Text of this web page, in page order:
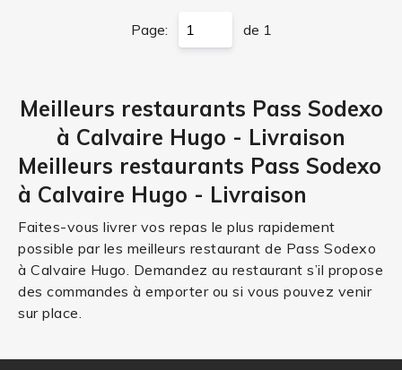
Page: de 1
Meilleurs restaurants Pass Sodexo
à Calvaire Hugo - Livraison
Meilleurs restaurants Pass Sodexo
à Calvaire Hugo - Livraison
Faites-vous livrer vos repas le plus rapidement
possible par les meilleurs restaurant de Pass Sodexo
à Calvaire Hugo. Demandez au restaurant s’il propose
des commandes à emporter ou si vous pouvez venir
sur place.